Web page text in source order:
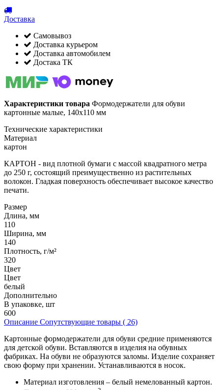
Доставка
Самовывоз
Доставка курьером
Доставка автомобилем
Достака ТК
Характеристики товара Формодержатели для обуви
картонные малые, 140х110 мм
Технические характеристики
Материал
картон
КАРТОН - вид плотной бумаги с массой квадратного метра
до 250 г, состоящий преимущественно из растительных
волокон. Гладкая поверхность обеспечивает высокое качество
печати.
Размер
Длина, мм
110
Ширина, мм
140
Плотность, г/м²
320
Цвет
Цвет
белый
Дополнительно
В упаковке, шт
600
Описание Сопутствующие товары ( 26)
Картонные формодержатели для обуви средние применяются
для детской обуви. Вставляются в изделия на обувных
фабриках. На обуви не образуются заломы. Изделие сохраняет
свою форму при хранении. Устанавливаются в носок.
Материал изготовления – белый немелованный картон.